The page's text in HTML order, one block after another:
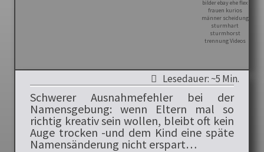
Lesedauer: ~5 Min.
Schwerer Ausnahmefehler bei der
Namensgebung: wenn Eltern mal so
richtig kreativ sein wollen, bleibt oft kein
Auge trocken -und dem Kind eine späte
Namensänderung nicht erspart…